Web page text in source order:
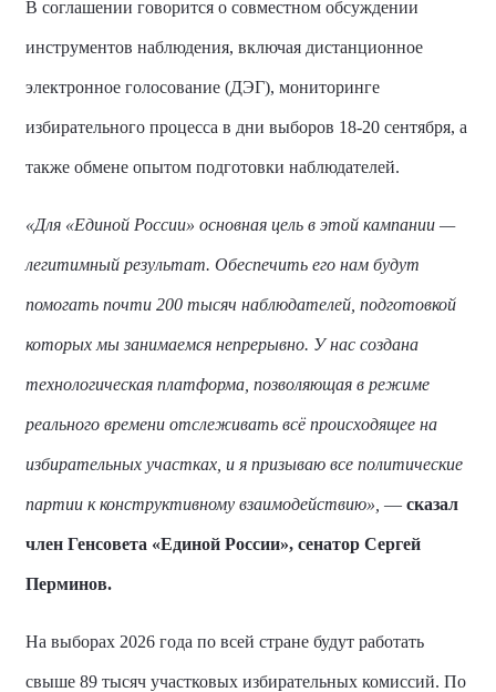
В соглашении говорится о совместном обсуждении
инструментов наблюдения, включая дистанционное
электронное голосование (ДЭГ), мониторинге
избирательного процесса в дни выборов 18-20 сентября, а
также обмене опытом подготовки наблюдателей.
«Для «Единой России» основная цель в этой кампании —
легитимный результат. Обеспечить его нам будут
помогать почти 200 тысяч наблюдателей, подготовкой
которых мы занимаемся непрерывно. У нас создана
технологическая платформа, позволяющая в режиме
реального времени отслеживать всё происходящее на
избирательных участках, и я призываю все политические
партии к конструктивному взаимодействию», — сказал
член Генсовета «Единой России», сенатор Сергей
Перминов.
На выборах 2026 года по всей стране будут работать
свыше 89 тысяч участковых избирательных комиссий. По